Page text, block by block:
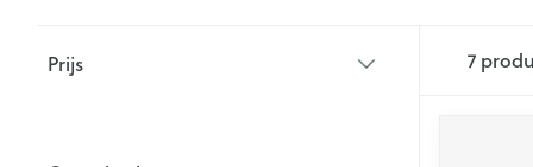
Prijs
7